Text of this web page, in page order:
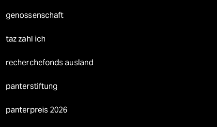
genossenschaft
taz zahl ich
recherchefonds ausland
panterstiftung
panterpreis 2026